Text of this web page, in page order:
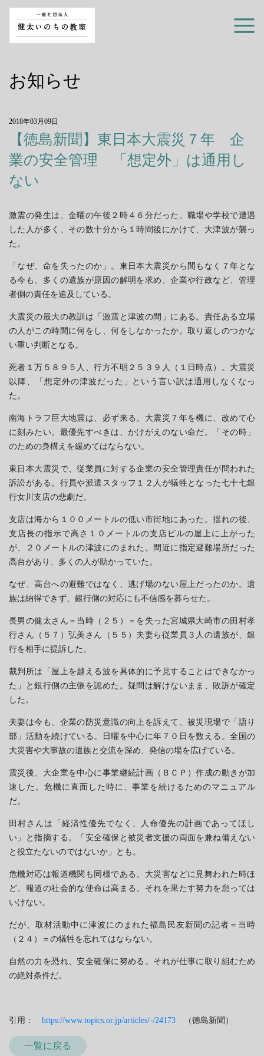
お知らせ
2018年03月09日
【徳島新聞】東日本大震災７年 企
業の安全管理 「想定外」は通用し
ない
激震の発生は、金曜の午後２時４６分だった。職場や学校で遭遇
した人が多く、その数十分から１時間後にかけて、大津波が襲っ
た。
「なぜ、命を失ったのか」。東日本大震災から間もなく７年とな
る今も、多くの遺族が原因の解明を求め、企業や行政など、管理
者側の責任を追及している。
大震災の最大の教訓は「激震と津波の間」にある。責任ある立場
の人がこの時間に何をし、何をしなかったか。取り返しのつかな
い重い判断となる。
死者１万５８９５人、行方不明２５３９人（１日時点）。大震災
以降、「想定外の津波だった」という言い訳は通用しなくなっ
た。
南海トラフ巨大地震は、必ず来る。大震災７年を機に、改めて心
に刻みたい。最優先すべきは、かけがえのない命だ。「その時」
のための身構えを緩めてはならない。
東日本大震災で、従業員に対する企業の安全管理責任が問われた
訴訟がある。行員や派遣スタッフ１２人が犠牲となった七十七銀
行女川支店の悲劇だ。
支店は海から１００メートルの低い市街地にあった。揺れの後、
支店長の指示で高さ１０メートルの支店ビルの屋上に上がった
が、２０メートルの津波にのまれた。間近に指定避難場所だった
高台があり、多くの人が助かっていた。
なぜ、高台への避難ではなく、逃げ場のない屋上だったのか。遺
族は納得できず、銀行側の対応にも不信感を募らせた。
長男の健太さん＝当時（２５）＝を失った宮城県大崎市の田村孝
行さん（５７）弘美さん（５５）夫妻ら従業員３人の遺族が、銀
行を相手に提訴した。
裁判所は「屋上を越える波を具体的に予見することはできなかっ
た」と銀行側の主張を認めた。疑問は解けないまま、敗訴が確定
した。
夫妻は今も、企業の防災意識の向上を訴えて、被災現場で「語り
部」活動を続けている。日曜を中心に年７０日を数える。全国の
大災害や大事故の遺族と交流を深め、発信の場を広げている。
震災後、大企業を中心に事業継続計画（ＢＣＰ）作成の動きが加
速した。危機に直面した時に、事業を続けるためのマニュアル
だ。
田村さんは「経済性優先でなく、人命優先の計画であってほし
い」と指摘する。「安全確保と被災者支援の両面を兼ね備えない
と役立たないのではないか」とも。
危機対応は報道機関も同様である。大災害などに見舞われた時ほ
ど、報道の社会的な使命は高まる。それを果たす努力を怠っては
いけない。
だが、取材活動中に津波にのまれた福島民友新聞の記者＝当時
（２４）＝の犠牲を忘れてはならない。
自然の力を恐れ、安全確保に努める。それが仕事に取り組むため
の絶対条件だ。
引用： https://www.topics.or.jp/articles/-/24173 （徳島新聞）
一覧に戻る